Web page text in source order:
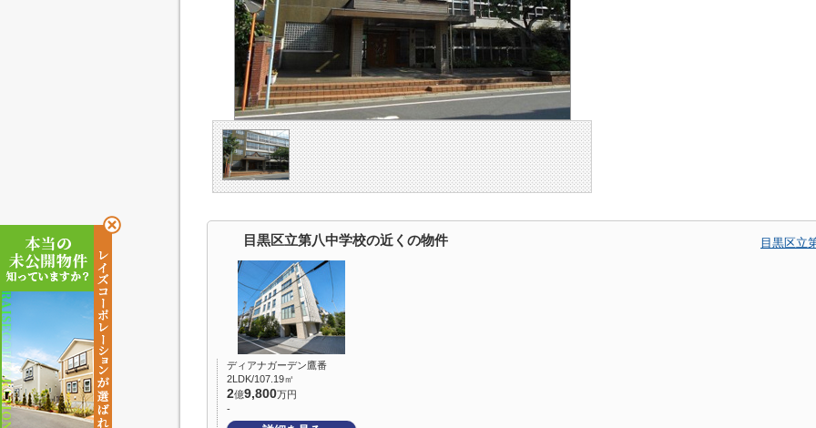
目黒区立第八中学校の近くの物件 目黒区立
ディアナガーデン鷹番
2LDK/107.19㎡
2億9,800万円
-